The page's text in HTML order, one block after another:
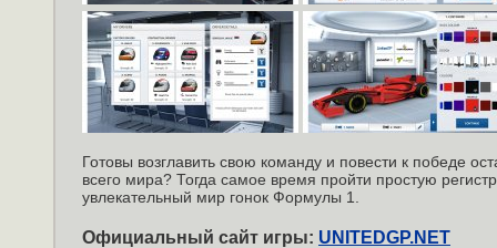
Готовы возглавить свою команду и повести к победе
всего мира? Тогда самое время пройти простую
увлекательный мир гонок Формулы 1.
Официальный сайт игры: UNITEDGP.NET